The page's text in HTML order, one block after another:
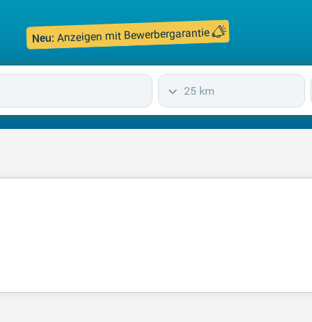
Neu: Anzeigen mit Bewerbergarantie
25 km